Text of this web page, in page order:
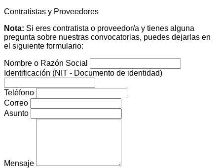
Contratistas y Proveedores
Nota: Si eres contratista o proveedor/a y tienes alguna
pregunta sobre nuestras convocatorias, puedes dejarlas en
el siguiente formulario:
Nombre o Razón Social
Identificación (NIT - Documento de identidad)
Teléfono
Correo
Asunto
Mensaje